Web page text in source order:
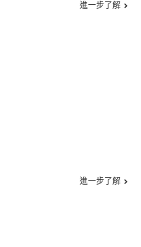
進一步了解
進一步了解